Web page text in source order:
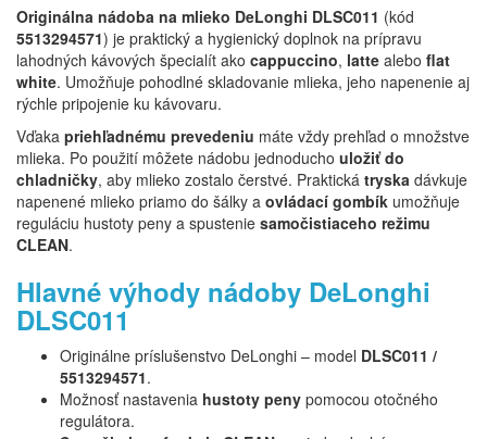
Originálna nádoba na mlieko DeLonghi DLSC011 (kód
5513294571) je praktický a hygienický doplnok na prípravu
lahodných kávových špecialít ako cappuccino, latte alebo flat
white. Umožňuje pohodlné skladovanie mlieka, jeho napenenie aj
rýchle pripojenie ku kávovaru.
Vďaka priehľadnému prevedeniu máte vždy prehľad o množstve
mlieka. Po použití môžete nádobu jednoducho uložiť do
chladničky, aby mlieko zostalo čerstvé. Praktická tryska dávkuje
napenené mlieko priamo do šálky a ovládací gombík umožňuje
reguláciu hustoty peny a spustenie samočistiaceho režimu
CLEAN.
Hlavné výhody nádoby DeLonghi
DLSC011
Originálne príslušenstvo DeLonghi – model DLSC011 /
5513294571.
Možnosť nastavenia hustoty peny pomocou otočného
regulátora.